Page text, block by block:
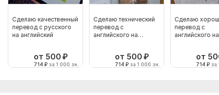
Сделаю качественный
перевод с русского
на английский
от 500 ₽
714 ₽ за 1 000 зн.
Сделаю технический
перевод с
английского на
от 500 ₽
714 ₽ за 1 000 зн.
Сделаю
перевод с
английского на
от
714 ₽ за